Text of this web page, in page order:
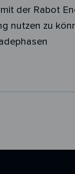
der Rabot
nutzen zu